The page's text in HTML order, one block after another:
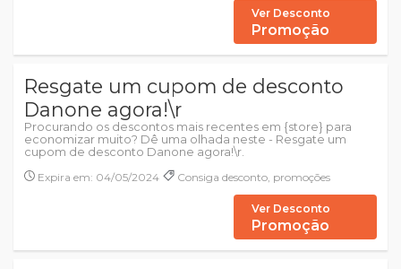
Ver Desconto
Promoção
Resgate um cupom de desconto
Danone agora!\r
Procurando os descontos mais recentes em {store} para
economizar muito? Dê uma olhada neste - Resgate um
cupom de desconto Danone agora!\r.
Expira em: 04/05/2024
Consiga desconto, promoções
Ver Desconto
Promoção